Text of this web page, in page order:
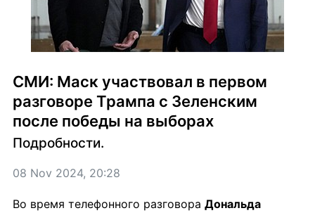
СМИ: Маск участвовал в первом
разговоре Трампа с Зеленским
после победы на выборах
Подробности.
08 Nov 2024, 20:28
Во время телефонного разговора Дональда